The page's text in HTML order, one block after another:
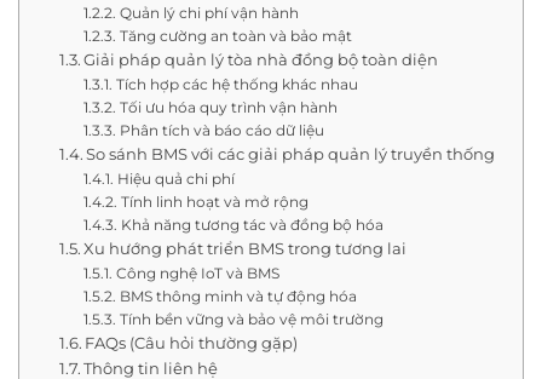
Quản lý chi phí vận hành
Tăng cường an toàn và bảo mật
Giải pháp quản lý tòa nhà đồng bộ toàn diện
Tích hợp các hệ thống khác nhau
Tối ưu hóa quy trình vận hành
Phân tích và báo cáo dữ liệu
So sánh BMS với các giải pháp quản lý truyền thống
Hiệu quả chi phí
Tính linh hoạt và mở rộng
Khả năng tương tác và đồng bộ hóa
Xu hướng phát triển BMS trong tương lai
Công nghệ IoT và BMS
BMS thông minh và tự động hóa
Tính bền vững và bảo vệ môi trường
FAQs (Câu hỏi thường gặp)
Thông tin liên hệ